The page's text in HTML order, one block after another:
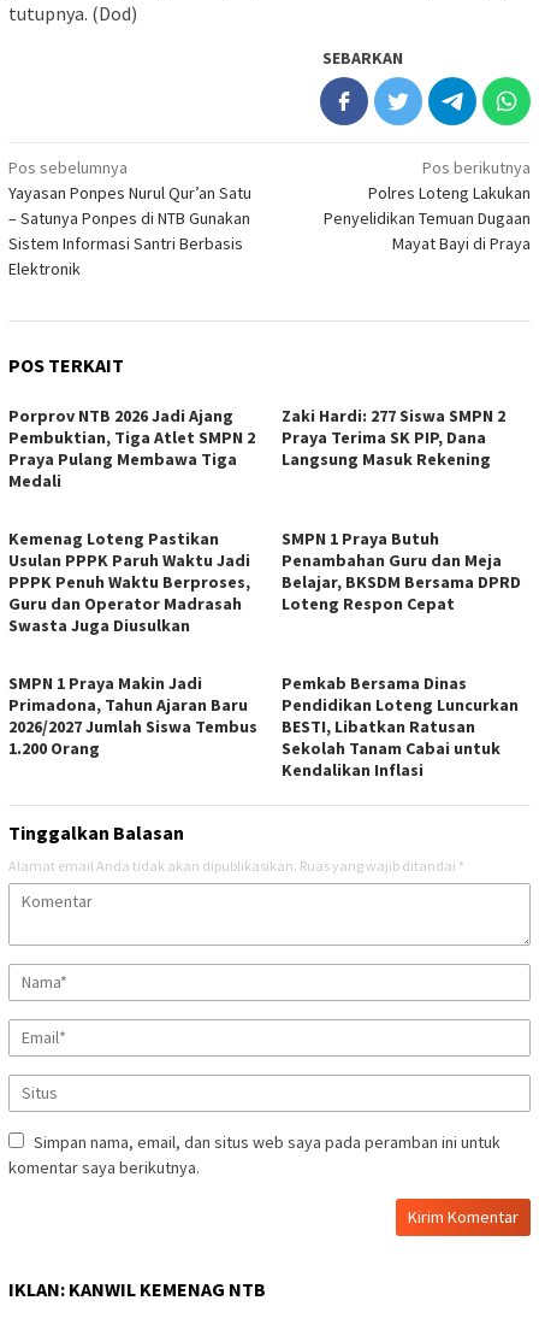
tutupnya. (Dod)
SEBARKAN
Navigasi
pos
Pos sebelumnya
Yayasan Ponpes Nurul Qur’an Satu
– Satunya Ponpes di NTB Gunakan
Sistem Informasi Santri Berbasis
Elektronik
Pos berikutnya
Polres Loteng Lakukan
Penyelidikan Temuan Dugaan
Mayat Bayi di Praya
POS TERKAIT
Porprov NTB 2026 Jadi Ajang
Pembuktian, Tiga Atlet SMPN 2
Praya Pulang Membawa Tiga
Medali
Zaki Hardi: 277 Siswa SMPN 2
Praya Terima SK PIP, Dana
Langsung Masuk Rekening
Kemenag Loteng Pastikan
Usulan PPPK Paruh Waktu Jadi
PPPK Penuh Waktu Berproses,
Guru dan Operator Madrasah
Swasta Juga Diusulkan
SMPN 1 Praya Butuh
Penambahan Guru dan Meja
Belajar, BKSDM Bersama DPRD
Loteng Respon Cepat
SMPN 1 Praya Makin Jadi
Primadona, Tahun Ajaran Baru
2026/2027 Jumlah Siswa Tembus
1.200 Orang
Pemkab Bersama Dinas
Pendidikan Loteng Luncurkan
BESTI, Libatkan Ratusan
Sekolah Tanam Cabai untuk
Kendalikan Inflasi
Tinggalkan Balasan
Alamat email Anda tidak akan dipublikasikan. Ruas yang wajib ditandai *
Simpan nama, email, dan situs web saya pada peramban ini untuk
komentar saya berikutnya.
IKLAN: KANWIL KEMENAG NTB